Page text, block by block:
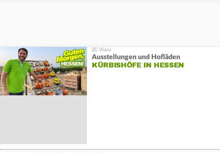
Ausstellungen und Hofläden
KÜRBISHÖFE IN HESSEN